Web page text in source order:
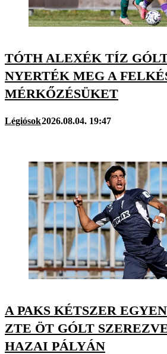
TÓTH ALEXÉK TÍZ
NYERTÉK MEG A
MÉRKŐZÉSÜKET
Légiósok2026.08.04. 19:47
A PAKS KÉTSZER
ZTE ÖT GÓLT
HAZAI PÁLYÁN